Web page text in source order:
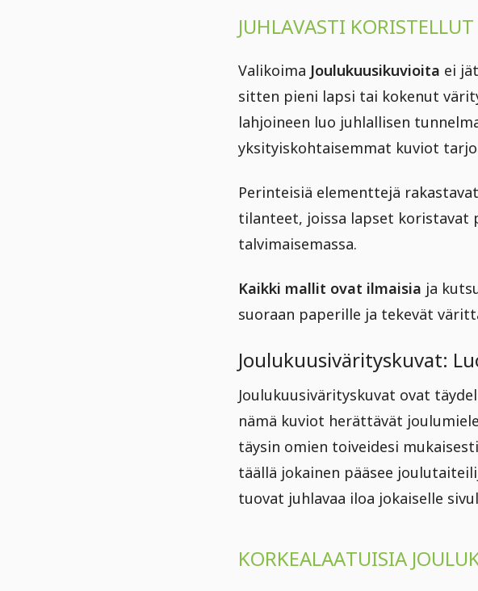
JUHLAVASTI
Valikoima Joulukuusikuvioita ei
sitten pieni lapsi tai kokenut
lahjoineen luo juhlallisen
yksityiskohtaisemmat kuviot
Perinteisiä elementtejä
tilanteet, joissa lapset koristavat
talvimaisemassa.
Kaikki mallit ovat ilmaisia ja
suoraan paperille ja tekevät
Joulukuusivärityskuvat:
Joulukuusivärityskuvat ovat
nämä kuviot herättävät
täysin omien toiveidesi
täällä jokainen pääsee
tuovat juhlavaa iloa jokaiselle
KORKEALAATUISIA